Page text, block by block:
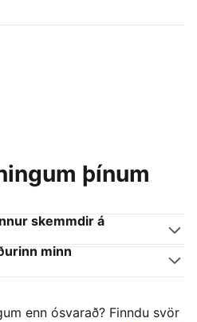
þínum
skemmdir á
minn
enn ósvarað? Finndu svör